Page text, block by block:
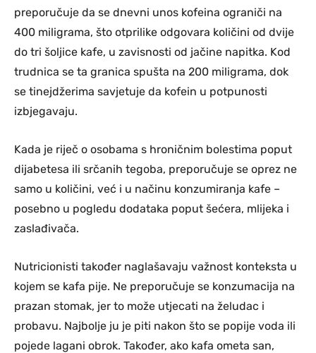
preporučuje da se dnevni unos kofeina ograniči na
400 miligrama, što otprilike odgovara količini od dvije
do tri šoljice kafe, u zavisnosti od jačine napitka. Kod
trudnica se ta granica spušta na 200 miligrama, dok
se tinejdžerima savjetuje da kofein u potpunosti
izbjegavaju.
Kada je riječ o osobama s hroničnim bolestima poput
dijabetesa ili srčanih tegoba, preporučuje se oprez ne
samo u količini, već i u načinu konzumiranja kafe –
posebno u pogledu dodataka poput šećera, mlijeka i
zaslađivača.
Nutricionisti također naglašavaju važnost konteksta u
kojem se kafa pije. Ne preporučuje se konzumacija na
prazan stomak, jer to može utjecati na želudac i
probavu. Najbolje ju je piti nakon što se popije voda ili
pojede lagani obrok. Također, ako kafa ometa san,